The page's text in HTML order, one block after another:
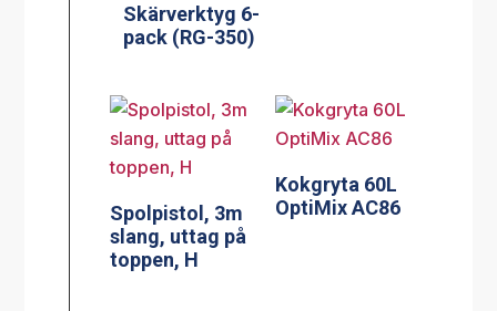
Skärverktyg 6-
pack (RG-350)
Spolpistol, 3m
slang, uttag på
toppen, H
Kokgryta 60L
OptiMix AC86